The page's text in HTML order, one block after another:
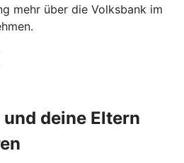
mehr über die Volksbank im
deine Eltern